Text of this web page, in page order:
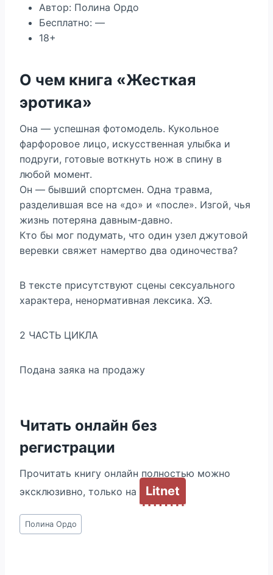
Автор: Полина Ордо
Бесплатно: —
18+
О чем книга «Жесткая
эротика»
Она — успешная фотомодель. Кукольное
фарфоровое лицо, искусственная улыбка и
подруги, готовые воткнуть нож в спину в
любой момент.
Он — бывший спортсмен. Одна травма,
разделившая все на «до» и «после». Изгой, чья
жизнь потеряна давным-давно.
Кто бы мог подумать, что один узел джутовой
веревки свяжет намертво два одиночества?
В тексте присутствуют сцены сексуального
характера, ненормативная лексика. ХЭ.
2 ЧАСТЬ ЦИКЛА
Подана заяка на продажу
Читать онлайн без
регистрации
Прочитать книгу онлайн полностью можно
эксклюзивно, только на
Litnet
Метки
записи:
Полина Ордо